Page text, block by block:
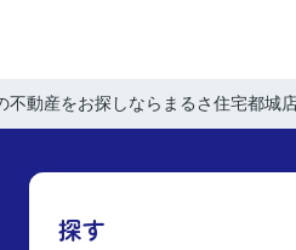
不動産をお探しならまるさ住宅都城
探す